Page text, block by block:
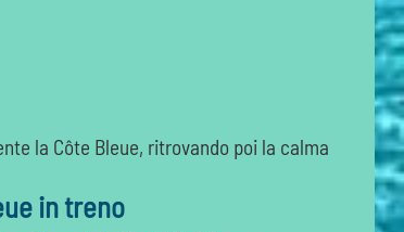
la Côte Bleue, ritrovando poi la calma
in treno